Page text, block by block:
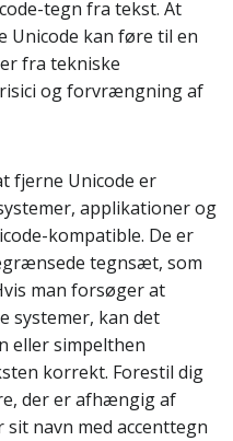
tegn fra tekst. At
Unicode kan føre til en
fra tekniske
og forvrængning af
fjerne Unicode er
applikationer og
kompatible. De er
tegnsæt, som
man forsøger at
systemer, kan det
eller simpelthen
korrekt. Forestil dig
der er afhængig af
sit navn med accenttegn